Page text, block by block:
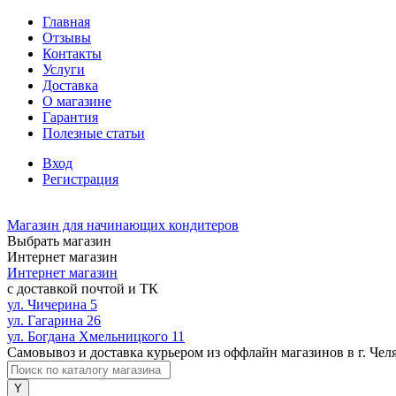
Главная
Отзывы
Контакты
Услуги
Доставка
О магазине
Гарантия
Полезные статьи
Вход
Регистрация
Магазин для начинающих кондитеров
Выбрать магазин
Интернет магазин
Интернет магазин
с доставкой почтой и ТК
ул. Чичерина 5
ул. Гагарина 26
ул. Богдана Хмельницкого 11
Самовывоз и доставка курьером из оффлайн магазинов в г.